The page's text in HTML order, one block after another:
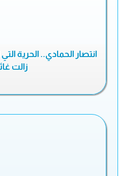
انتصار الحمادي.. الحرية
زالت